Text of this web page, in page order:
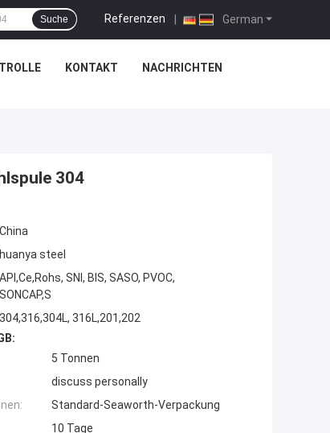
German
Referenzen |
Suche
KONTAKT NACHRICHTEN
304
China
huanya steel
API,Ce,Rohs, SNI, BIS, SASO, PVOC,
SONCAP,S
304,316,304L, 316L,201,202
5 Tonnen
discuss personally
Standard-Seaworth-Verpackung
10 Tage